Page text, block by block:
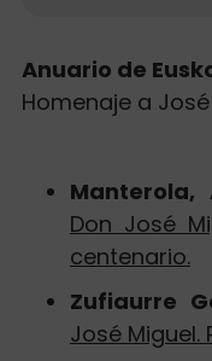
Anuario de
Homenaje a
Manterola,
Don José
centenario.
Zufiaurre
José Miguel.